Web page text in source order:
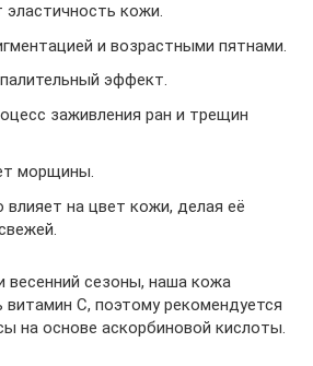
эластичность кожи.
и возрастными пятнами.
эффект.
заживления ран и трещин
морщины.
влияет на цвет кожи, делая её
весенний сезоны, наша кожа
витамин С, поэтому рекомендуется
на основе аскорбиновой кислоты.